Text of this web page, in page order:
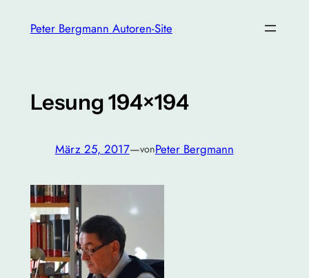
InhaltPeter Bergmann Autoren-Site
Lesung 194×194
März 25, 2017—vonPeter Bergmann